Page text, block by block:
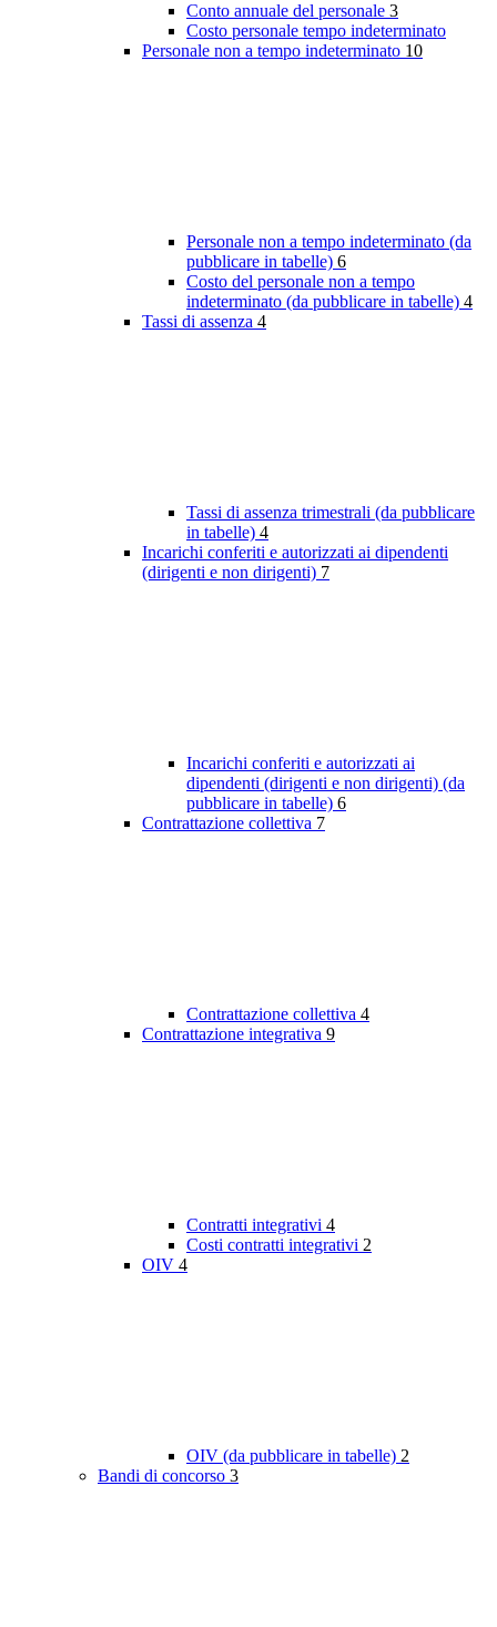
Conto annuale del personale 3
Costo personale tempo indeterminato
Personale non a tempo indeterminato 10
Personale non a tempo indeterminato (da
pubblicare in tabelle) 6
Costo del personale non a tempo
indeterminato (da pubblicare in tabelle) 4
Tassi di assenza 4
Tassi di assenza trimestrali (da pubblicare
in tabelle) 4
Incarichi conferiti e autorizzati ai dipendenti
(dirigenti e non dirigenti) 7
Incarichi conferiti e autorizzati ai
dipendenti (dirigenti e non dirigenti) (da
pubblicare in tabelle) 6
Contrattazione collettiva 7
Contrattazione collettiva 4
Contrattazione integrativa 9
Contratti integrativi 4
Costi contratti integrativi 2
OIV 4
OIV (da pubblicare in tabelle) 2
Bandi di concorso 3